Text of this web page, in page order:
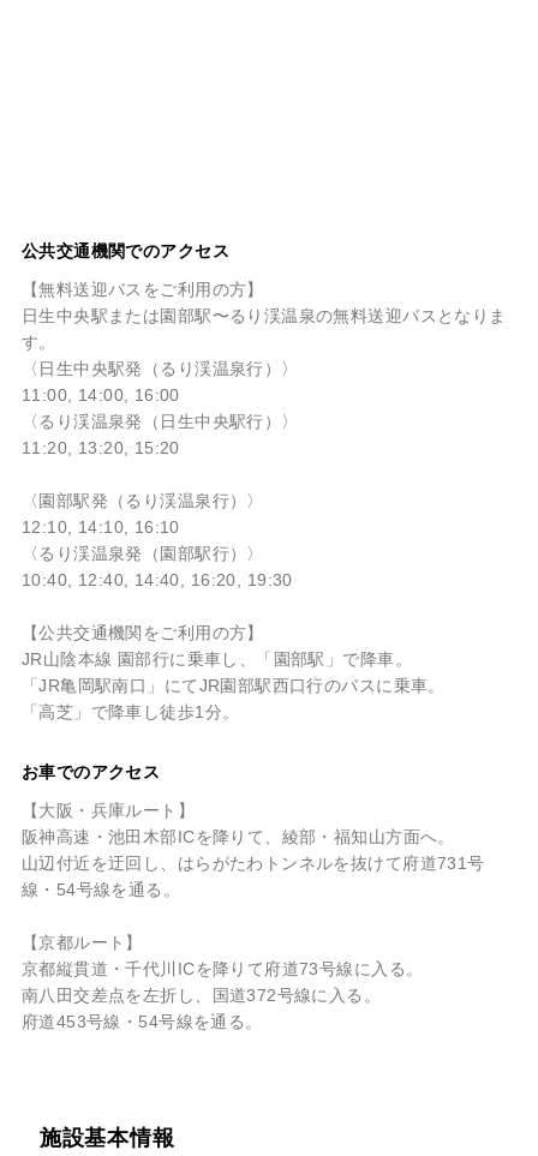
公共交通機関でのアクセス
【無料送迎バスをご利用の方】
日生中央駅または園部駅〜るり渓温泉の無料送迎バスとなりま
す。
〈日生中央駅発（るり渓温泉行）〉
11:00, 14:00, 16:00
〈るり渓温泉発（日生中央駅行）〉
11:20, 13:20, 15:20
〈園部駅発（るり渓温泉行）〉
12:10, 14:10, 16:10
〈るり渓温泉発（園部駅行）〉
10:40, 12:40, 14:40, 16:20, 19:30
【公共交通機関をご利用の方】
JR山陰本線 園部行に乗車し、「園部駅」で降車。
「JR亀岡駅南口」にてJR園部駅西口行のバスに乗車。
「高芝」で降車し徒歩1分。
お車でのアクセス
【大阪・兵庫ルート】
阪神高速・池田木部ICを降りて、綾部・福知山方面へ。
山辺付近を迂回し、はらがたわトンネルを抜けて府道731号
線・54号線を通る。
【京都ルート】
京都縦貫道・千代川ICを降りて府道73号線に入る。
南八田交差点を左折し、国道372号線に入る。
府道453号線・54号線を通る。
施設基本情報